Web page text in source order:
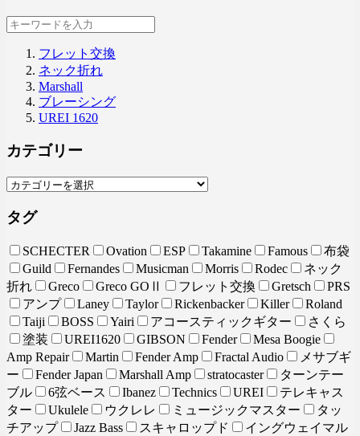
フレット交換
ネック折れ
Marshall
ブレーシング
UREI 1620
カテゴリー
タグ
SCHECTER Ovation ESP Takamine Famous
布袋
Guild
Fernandes Musicman Morris Rodec
ネック
折れ
Greco Greco GOⅡ フレット交換 Gretsch
PRS
アンプ
Laney Taylor Rickenbacker Killer
Roland
Taiji
BOSS Yairi アコースティックギター
さくら
塗装
UREI1620 GIBSON Fender
Mesa Boogie
Amp Repair
Martin Fender Amp Fractal Audio
メサブギ
ー
Fender Japan Marshall Amp stratocaster
ターンテー
ブル
6弦ベース Ibanez Technics UREI
テレキャス
ター
Ukulele ウクレレ ミュージックマスター
タッ
チアップ
Jazz Bass スキャロップド
イングウェイマル